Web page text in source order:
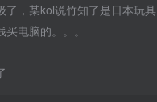
了，某kol说竹知了是日本玩具
电脑的。。。